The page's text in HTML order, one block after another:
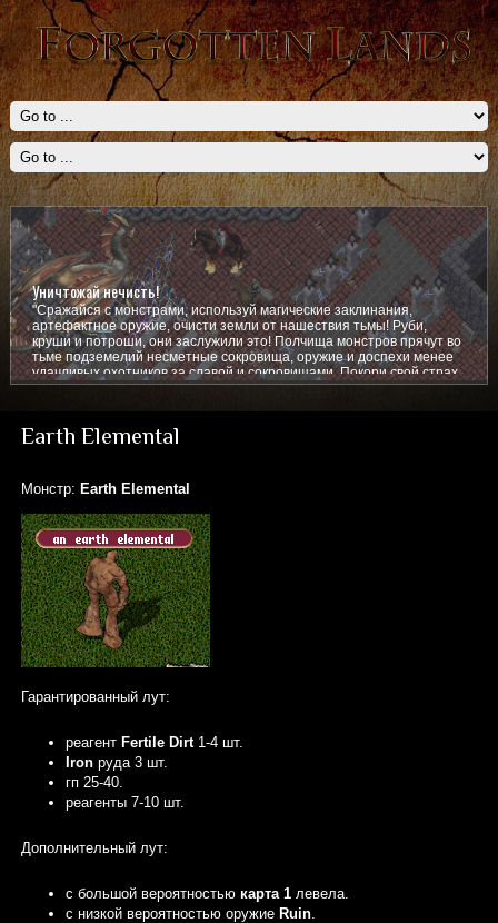
Уничтожай нечисть!
"Сражайся с монстрами, используй магические заклинания,
артефактное оружие, очисти земли от нашествия тьмы! Руби,
круши и потроши, они заслужили это! Полчища монстров прячут во
тьме подземелий несметные сокровища, оружие и доспехи менее
удачливых охотников за славой и сокровищами. Покори свой страх,
покажи им кто тут главный!
Earth Elemental
Монстр: Earth Elemental
Гарантированный лут:
реагент Fertile Dirt1-4 шт.
Ironруда 3 шт.
гп 25-40.
реагенты 7-10 шт.
Дополнительный лут:
с большой вероятностью карта 1левела.
с низкой вероятностью оружие Ruin.